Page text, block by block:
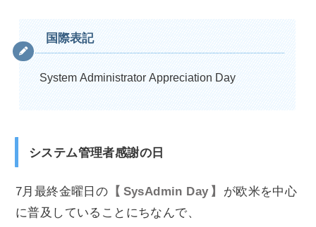
国際表記
System Administrator Appreciation Day
システム管理者感謝の日
7月最終金曜日の SysAdmin Day
が欧米を中心
に普及していることにちなんで、